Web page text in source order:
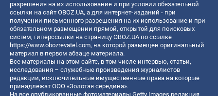
разрешения на их использование и при условии обязательной
ссылки на сайт OBOZ.UA, а для интернет-изданий - при
получении письменного разрешения на их использование и при
обязательном размещении прямой, открытой для поисковых
систем, гиперссылки на страницу OBOZ.UA по ссылке
https://www.obozrevatel.com, на которой размещен оригинальный
материал в первом абзаце материала.
Все материалы на этом сайте, в том числе интервью, статьи,
исследования – служебные произведения журналистов
редакции, исключительные имущественные права на которые
принадлежат ООО «Золотая середина».
На все опубликованные фотоматериалы Getty Images редакция